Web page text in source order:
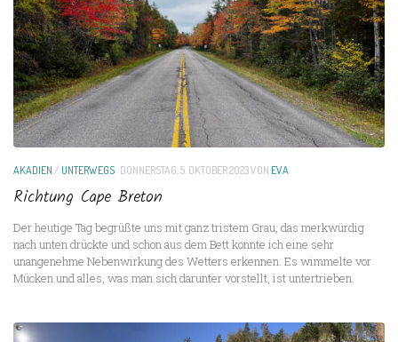
AKADIEN /UNTERWEGS DONNERSTAG, 5. OKTOBER 2023VON EVA
Richtung Cape Breton
Der heutige Tag begrüßte uns mit ganz tristem Grau, das merkwürdig
nach unten drückte und schon aus dem Bett konnte ich eine sehr
unangenehme Nebenwirkung des Wetters erkennen. Es wimmelte vor
Mücken und alles, was man sich darunter vorstellt, ist untertrieben.